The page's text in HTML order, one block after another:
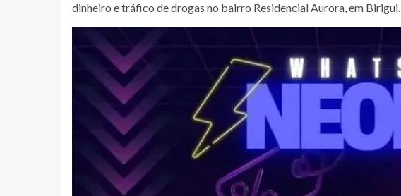
dinheiro e tráfico de drogas no bairro Residencial Aurora, em Birigui.